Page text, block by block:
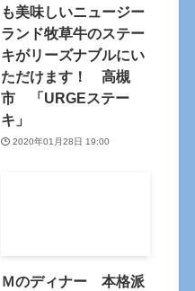
も美味しいニュージー
ランド牧草牛のステー
キがリーズナブルにい
ただけます！ 高槻
市 「URGEステー
キ」
2020年01月28日 19:00
Ｍのディナー 本格派